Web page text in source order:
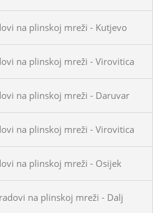
na plinskoj mreži - Kutjevo
na plinskoj mreži - Virovitica
na plinskoj mreži - Daruvar
na plinskoj mreži - Virovitica
na plinskoj mreži - Osijek
na plinskoj mreži - Dalj